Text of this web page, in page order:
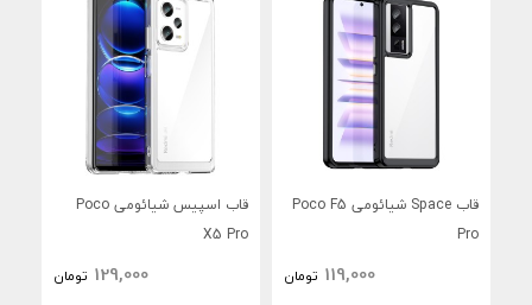
قاب Space شیائومی Poco F5
Pro
119,000 تومان
قاب اسپیس شیائومی Poco
X5 Pro
129,000 تومان